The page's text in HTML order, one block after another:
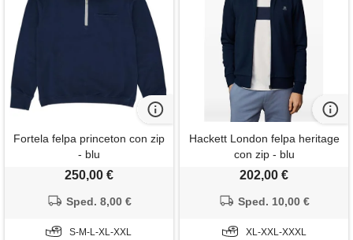
Fortela felpa princeton con zip
- blu
250,00 €
Sped. 8,00 €
S-M-L-XL-XXL
Hackett London felpa heritage
con zip - blu
202,00 €
Sped. 10,00 €
XL-XXL-XXXL